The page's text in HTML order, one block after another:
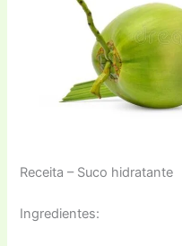
Receita – Suco hidratante
Ingredientes: